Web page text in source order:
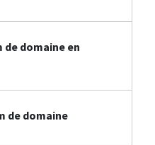
domaine en
de domaine